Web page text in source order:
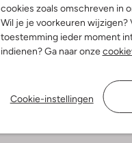
cookies zoals omschreven in
Wil je je voorkeuren wijzigen?
toestemming ieder moment
indienen? Ga naar onze
Cookie-instellingen
Ontdek de look
3/5